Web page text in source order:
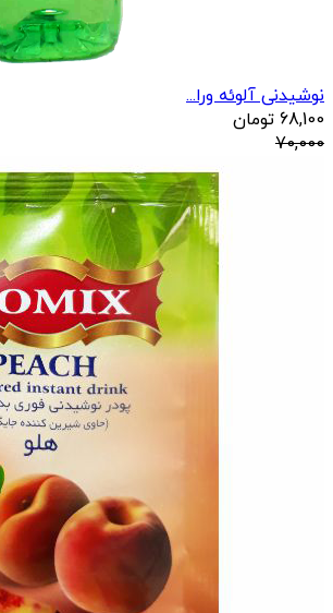
نوشیدنی آلوئه ورا...
68,100 تومان
70,000